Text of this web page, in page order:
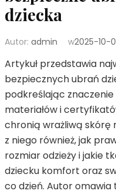
dziecka
Autor: admin w2025-10-
Artykuł przedstawia
bezpiecznych ubrań
podkreślając
materiałów i
chronią wrażliwą skórę
z niego również, jak
rozmiar odzieży i jakie
dziecku komfort oraz
co dzień. Autor